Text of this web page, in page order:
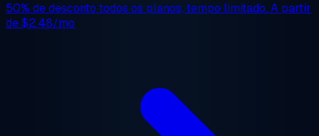
50% de desconto todos os planos, tempo limitado. A partir
de$2.48/mo